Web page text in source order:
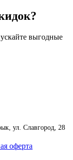
выгодные
ул. Славгород, 28
оферта